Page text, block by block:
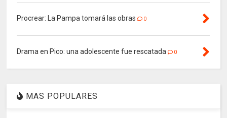
Procrear: La Pampa tomará las obras 0
Drama en Pico: una adolescente fue rescatada 0
MAS POPULARES